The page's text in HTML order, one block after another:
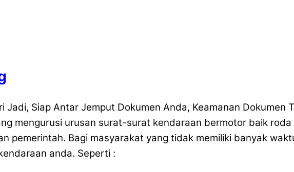
Siap Antar Jemput Dokumen Anda, Keamanan Dokumen
mengurusi urusan surat-surat kendaraan bermotor baik
pemerintah. Bagi masyarakat yang tidak memiliki banyak
anda. Seperti :